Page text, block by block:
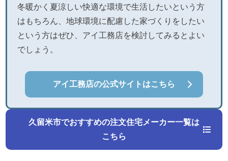
冬暖かく夏涼しい快適な環境で生活したいという方
はもちろん、地球環境に配慮した家づくりをしたい
という方はぜひ、アイ工務店を検討してみるとよい
でしょう。
アイ工務店の公式サイトはこちら
久留米市でおすすめの注文住宅メーカー一覧は
こちら